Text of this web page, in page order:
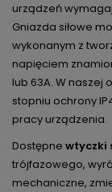
urządzeń
Gniazda siłowe
wykonanym z
napięciem
lub 63A. W naszej
stopniu ochrony
pracy urządzenia.
Dostępne wtyczki
trójfazowego,
mechaniczne,